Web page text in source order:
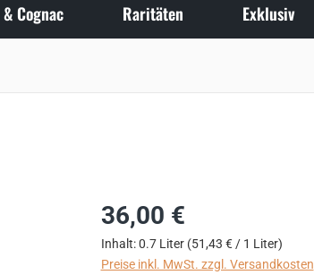
Cognac Raritäten Exklusiv
Regulärer Preis:
36,00 €
Inhalt:0.7 Liter (51,43 € / 1 Liter)
Preise inkl. MwSt. zzgl. Versandkosten